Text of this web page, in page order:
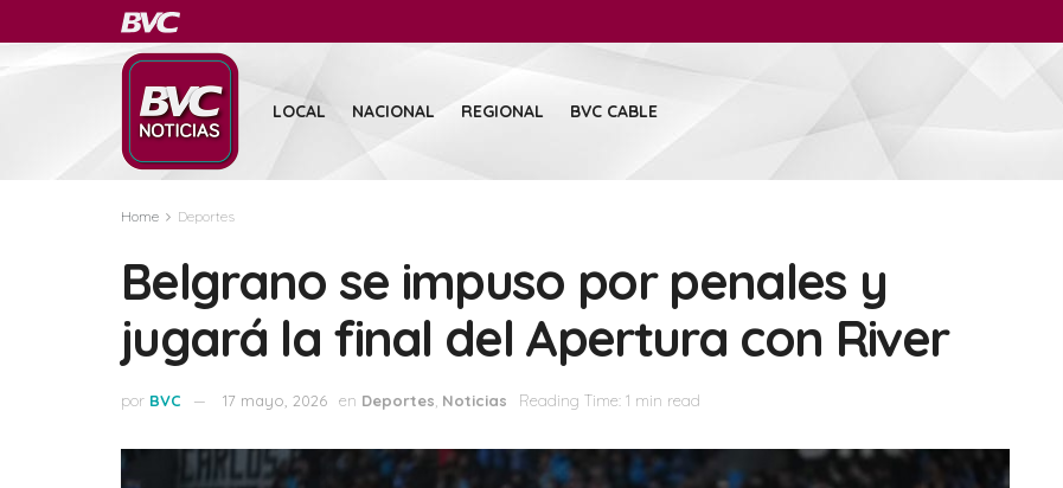
LOCAL NACIONAL REGIONAL BVC CABLE
Home Deportes
Belgrano se impuso por penales y
jugará la final del Apertura con River
por BVC 17 mayo, 2026 en Deportes Noticias Reading Time: 1 min read